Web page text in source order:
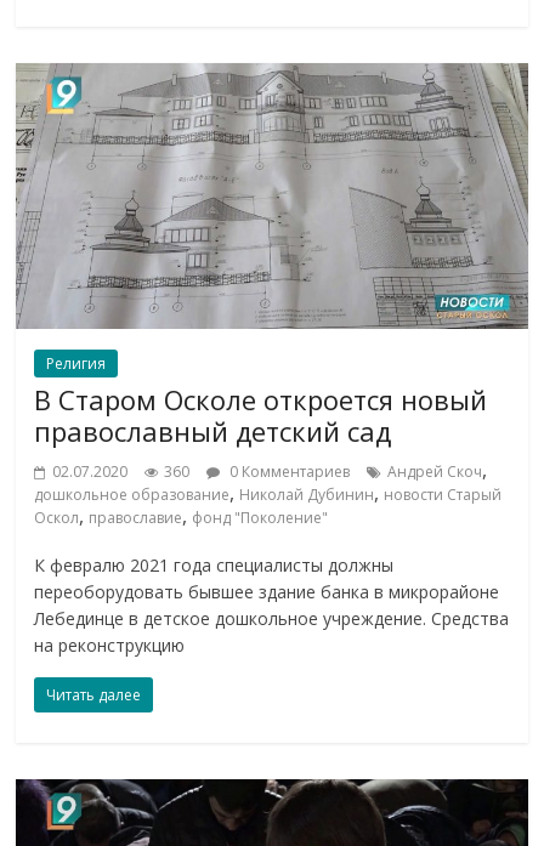
Религия
В Старом Осколе откроется новый
православный детский сад
02.07.2020 360 0 Комментариев Андрей Скоч,
дошкольное образование, Николай Дубинин, новости Старый
Оскол, православие, фонд "Поколение"
К февралю 2021 года специалисты должны
переоборудовать бывшее здание банка в микрорайоне
Лебединце в детское дошкольное учреждение. Средства
на реконструкцию
Читать далее